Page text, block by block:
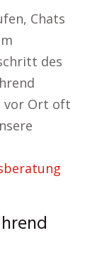
Chats
des
vor Ort oft